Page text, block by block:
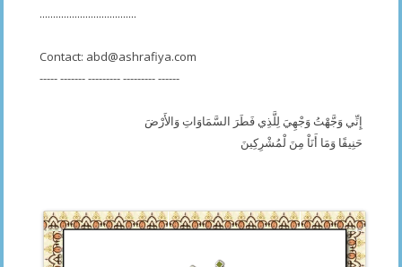
....................................
Contact: abd@ashrafiya.com
----- ------- --------- --------- ------
إِنِّي وَجَّهْتُ وَجْهِيَ لِلَّذِي فَطَرَ السَّمَاوَاتِ وَالأَرْضَ
حَنِيفًا وَمَا أَنَاْ مِنَ لْمُشْرِكِينَ